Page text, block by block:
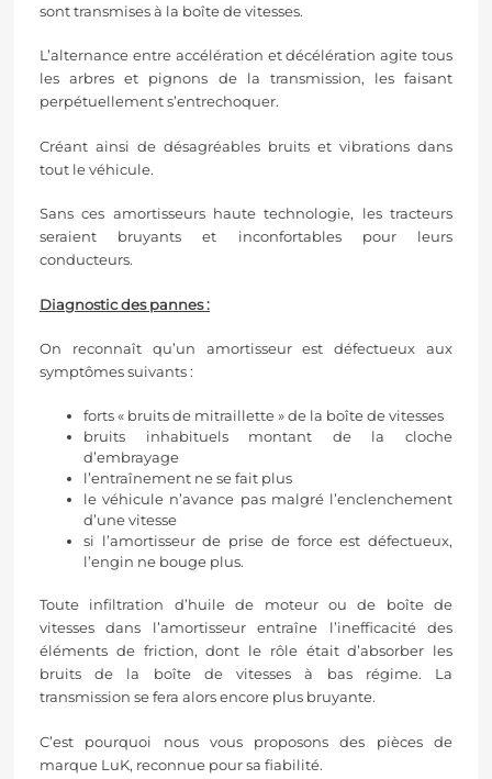
sont transmises à la boîte de vitesses.
L’alternance entre accélération et décélération agite tous
les arbres et pignons de la transmission, les faisant
perpétuellement s’entrechoquer.
Créant ainsi de désagréables bruits et vibrations dans
tout le véhicule.
Sans ces amortisseurs haute technologie, les tracteurs
seraient bruyants et inconfortables pour leurs
conducteurs.
Diagnostic des pannes :
On reconnaît qu’un amortisseur est défectueux aux
symptômes suivants :
forts « bruits de mitraillette » de la boîte de vitesses
bruits inhabituels montant de la cloche
d’embrayage
l’entraînement ne se fait plus
le véhicule n’avance pas malgré l’enclenchement
d’une vitesse
si l’amortisseur de prise de force est défectueux,
l’engin ne bouge plus.
Toute infiltration d’huile de moteur ou de boîte de
vitesses dans l’amortisseur entraîne l’inefficacité des
éléments de friction, dont le rôle était d’absorber les
bruits de la boîte de vitesses à bas régime. La
transmission se fera alors encore plus bruyante.
C’est pourquoi nous vous proposons des pièces de
marque LuK, reconnue pour sa fiabilité.